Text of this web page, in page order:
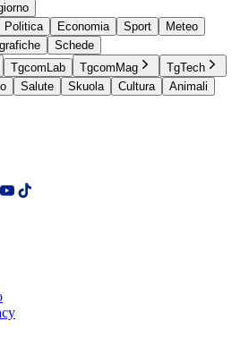
Politica Economia Sport
Meteo
Schede
TgcomLab TgcomMag
TgTech
Salute Skuola Cultura
Animali